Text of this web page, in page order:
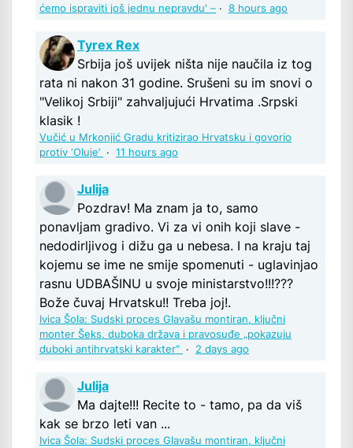
ćemo ispraviti još jednu nepravdu' – · 8 hours ago
Tyrex Rex
Srbija još uvijek ništa nije naučila iz tog
rata ni nakon 31 godine. Srušeni su im snovi o
"Velikoj Srbiji" zahvaljujući Hrvatima .Srpski
klasik !
Vučić u Mrkonjić Gradu kritizirao Hrvatsku i govorio
protiv ‘Oluje’ · 11 hours ago
Julija
Pozdrav! Ma znam ja to, samo
ponavljam gradivo. Vi za vi onih koji slave -
nedodirljivog i dižu ga u nebesa. I na kraju taj
kojemu se ime ne smije spomenuti - uglavinjao
rasnu UDBAŠINU u svoje ministarstvo!!!???
Bože čuvaj Hrvatsku!! Treba joj!.
Ivica Šola: Sudski proces Glavašu montiran, ključni
monter Šeks, duboka država i pravosuđe „pokazuju
duboki antihrvatski karakter“ · 2 days ago
Julija
Ma dajte!!! Recite to - tamo, pa da viš
kak se brzo leti van ...
Ivica Šola: Sudski proces Glavašu montiran, ključni